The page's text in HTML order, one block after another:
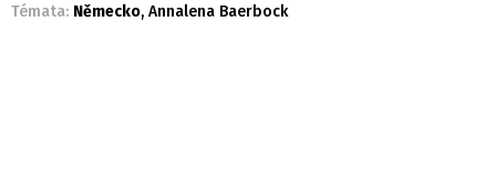
Témata: Německo, Annalena Baerbock